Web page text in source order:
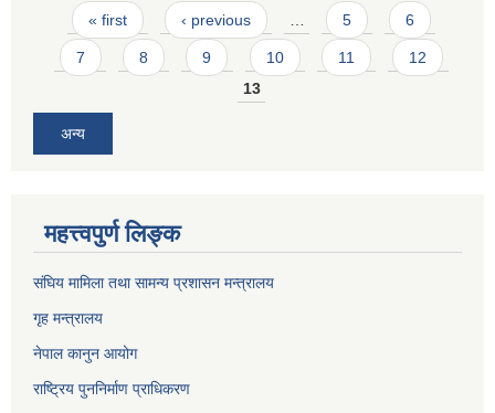
Pages
« first ‹ previous 5 6
7 8 9 10 11
12
13
अन्य
महत्त्वपुर्ण लिङ्क
संघिय मामिला तथा सामन्य प्रशासन मन्त्रालय
गृह मन्त्रालय
नेपाल कानुन आयोग
राष्ट्रिय पुननिर्माण प्राधिकरण